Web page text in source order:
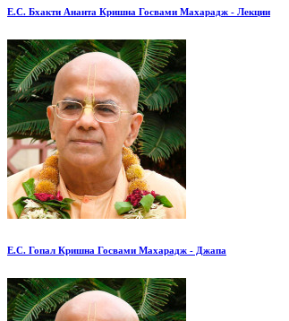
Е.С. Бхакти Ананта Кришна Госвами Махарадж - Лекции
Е.С. Гопал Кришна Госвами Махарадж - Джапа